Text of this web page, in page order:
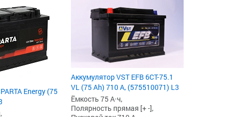
Energy (75
Аккумулятор VST EFB 6СТ-75.1
VL (75 Ah) 710 А, (575510071) L3
Ёмкость 75 А·ч,
Полярность прямая [+ -],